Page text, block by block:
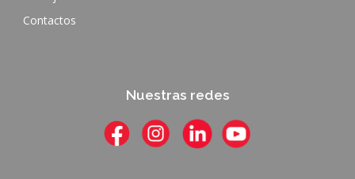
Contactos
Nuestras redes